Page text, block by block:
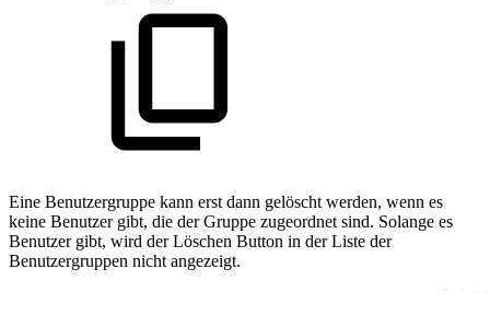
Eine Benutzergruppe kann erst dann gelöscht werden, wenn es
keine Benutzer gibt, die der Gruppe zugeordnet sind. Solange es
Benutzer gibt, wird der Löschen Button in der Liste der
Benutzergruppen nicht angezeigt.